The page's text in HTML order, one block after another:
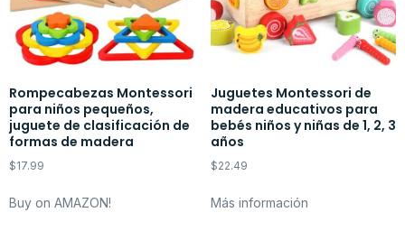
Rompecabezas Montessori
para niños pequeños,
juguete de clasificación de
formas de madera
$17.99
Buy on AMAZON!
Juguetes Montessori de
madera educativos para
bebés niños y niñas de 1, 2, 3
años
$22.49
Más información